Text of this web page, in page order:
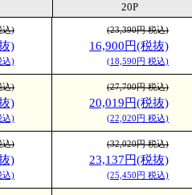
込)
)
込)
(23,390円 税込)
16,900円(税抜)
(18,590円 税込)
込)
)
込)
(27,700円 税込)
20,019円(税抜)
(22,020円 税込)
込)
)
込)
(32,020円 税込)
23,137円(税抜)
(25,450円 税込)
20P